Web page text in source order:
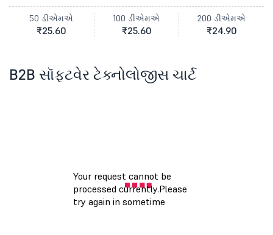
50 ડીએમએ
₹25.60
100 ડીએમએ
₹25.60
200 ડીએમએ
₹24.90
B2B સૉફ્ટવેર ટેક્નોલોજીસ ચાર્ટ